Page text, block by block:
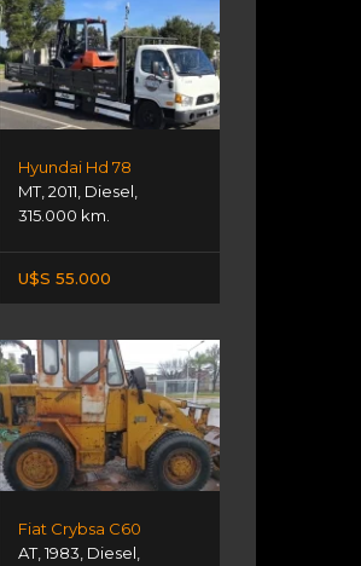
Hyundai Hd 78
MT,2011, Diesel,
315.000 km.
U$S 55.000
Fiat Crybsa C60
AT,1983, Diesel,